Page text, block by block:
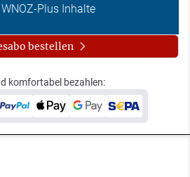
Plus Inhalte
bestellen
komfortabel bezahlen: